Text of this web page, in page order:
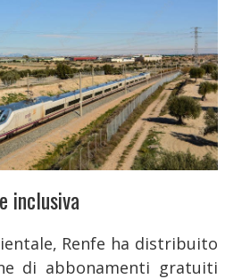
inclusiva
Renfe ha distribuito
di abbonamenti gratuiti